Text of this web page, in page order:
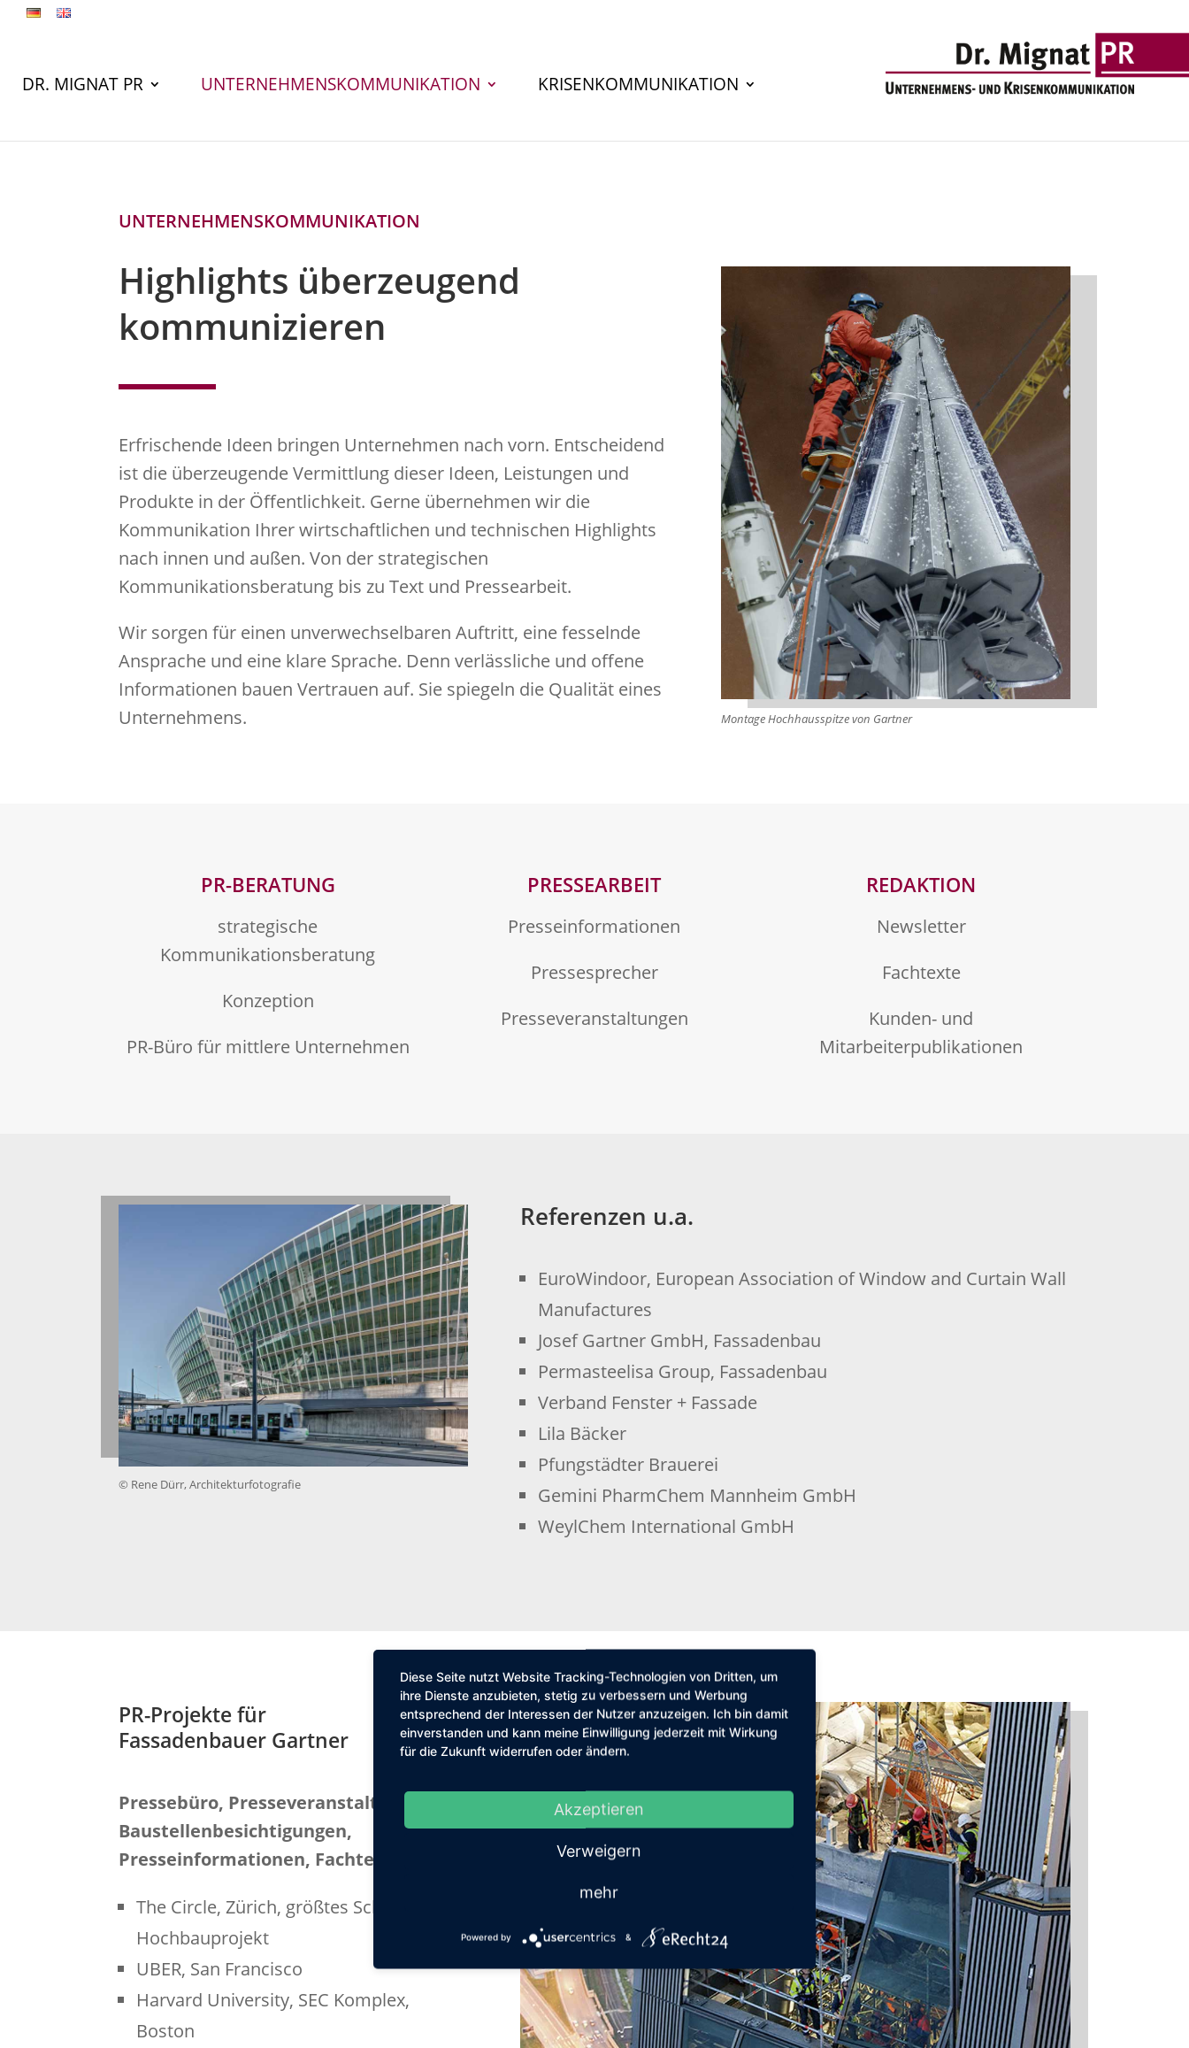
DR. MIGNAT PR UNTERNEHMENSKOMMUNIKATION KRISENKOMMUNIKATION
UNTERNEHMENSKOMMUNIKATION
Highlights überzeugend
kommunizieren
Erfrischende Ideen bringen Unternehmen nach vorn. Entscheidend
ist die überzeugende Vermittlung dieser Ideen, Leistungen und
Produkte in der Öffentlichkeit. Gerne übernehmen wir die
Kommunikation Ihrer wirtschaftlichen und technischen Highlights
nach innen und außen. Von der strategischen
Kommunikationsberatung bis zu Text und Pressearbeit.
Wir sorgen für einen unverwechselbaren Auftritt, eine fesselnde
Ansprache und eine klare Sprache. Denn verlässliche und offene
Informationen bauen Vertrauen auf. Sie spiegeln die Qualität eines
Unternehmens.
Montage Hochhausspitze von Gartner
PR-BERATUNG
strategische
Kommunikationsberatung
Konzeption
PR-Büro für mittlere Unternehmen
PRESSEARBEIT
Presseinformationen
Pressesprecher
Presseveranstaltungen
REDAKTION
Newsletter
Fachtexte
Kunden- und
Mitarbeiterpublikationen
© Rene Dürr, Architekturfotografie
Referenzen u.a.
EuroWindoor, European Association of Window and Curtain Wall
Manufactures
Josef Gartner GmbH, Fassadenbau
Permasteelisa Group, Fassadenbau
Verband Fenster + Fassade
Lila Bäcker
Pfungstädter Brauerei
Gemini PharmChem Mannheim GmbH
WeylChem International GmbH
PR-Projekte für
Fassadenbauer Gartner
Pressebüro, Presseveranstaltungen,
Baustellenbesichtigungen,
Presseinformationen, Fachtexte u.a. zu
The Circle, Zürich, größtes Schweizer
Hochbauprojekt
UBER, San Francisco
Harvard University, SEC Komplex,
Boston
Diese Seite nutzt Website Tracking-Technologien von Dritten, um
ihre Dienste anzubieten, stetig zu verbessern und Werbung
entsprechend der Interessen der Nutzer anzuzeigen. Ich bin damit
einverstanden und kann meine Einwilligung jederzeit mit Wirkung
für die Zukunft widerrufen oder ändern.
Akzeptieren
Verweigern
mehr
Powered by &